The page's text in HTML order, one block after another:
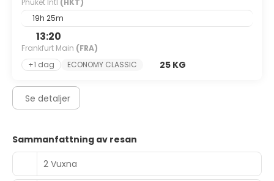
Phuket Intl (HKT)
19h 25m
13:20
Frankfurt Main (FRA)
+1 dag
ECONOMY CLASSIC 25 KG
Se detaljer
Sammanfattning av resan
2 Vuxna